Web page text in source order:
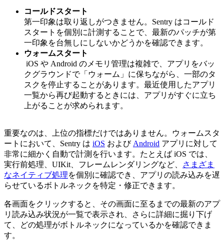
コールドスタート
第一印象は取り返しがつきません。Sentry はコールド
スタートを個別に計測することで、最新のパッチが第
一印象を台無しにしないかどうかを確認できます。
ウォームスタート
iOS や Android のメモリ管理は複雑で、アプリをバッ
クグラウンドで「ウォーム」に保ちながら、一部のタ
スクを停止することがあります。最近使用したアプリ
一覧から再び起動するときには、アプリがすぐに立ち
上がることが求められます。
重要なのは、上位の指標だけではありません。ウォームスタ
ートにおいて、Sentry は iOS および Android アプリに対して
非常に細かく自動で計測を行います。たとえば iOS では、
実行前処理、UIKit、フレームレンダリングなど、
さまざま
なネイティブ処理を個別に確認でき、アプリの読み込みを遅
らせているボトルネックを特定・修正できます。
各画面をクリックすると、その画面に至るまでの最新のアプ
リ読み込み状況が一覧で表示され、さらに詳細に掘り下げ
て、どの処理がボトルネックになっているかを確認できま
す。